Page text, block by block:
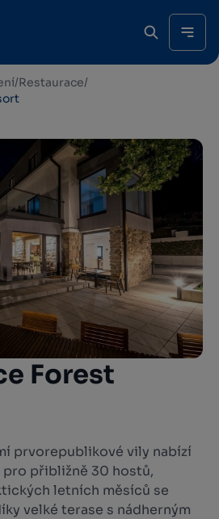
/Restaurace/
Forest
prvorepublikové vily nabízí
přibližně 30 hostů,
letních měsíců se
velké terase s nádherným